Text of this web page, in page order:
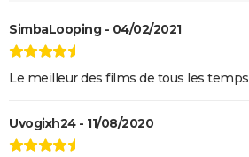
SimbaLooping - 04/02/2021
Le meilleur des films de tous les temps
Uvogixh24 - 11/08/2020